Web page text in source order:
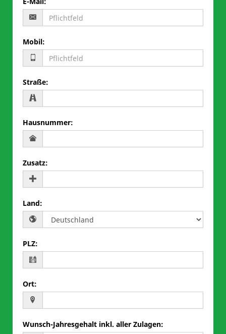
Mobil:
Straße:
Hausnummer:
Zusatz:
Land:
PLZ:
Ort:
Wunsch-Jahresgehalt inkl. aller Zulagen: